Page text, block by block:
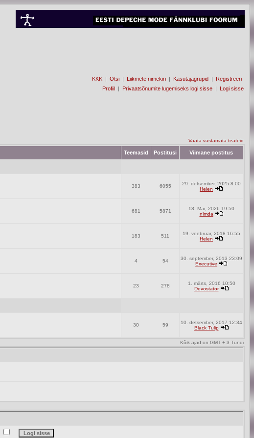
KKK | Otsi | Liikmete nimekiri | Kasutajagrupid | Registreeri
Profiil | Privaatsõnumite lugemiseks logi sisse | Logi sisse
Vaata vastamata teateid
Teemasid Postitusi Viimane postitus
383 6055
29. detsember, 2025 8:00
Helen
681 5871
18. Mai, 2026 19:50
nlmda
183 511
19. veebruar, 2018 16:55
Helen
4 54
30. september, 2013 23:09
Executive
23 278
1. märts, 2016 10:50
Devostator
30 59
10. detsember, 2017 12:34
Black Tulip
Kõik ajad on GMT + 3 Tundi